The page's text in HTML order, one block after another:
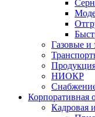
Газовые и
НИОКР
Корпоративная
Кадровая